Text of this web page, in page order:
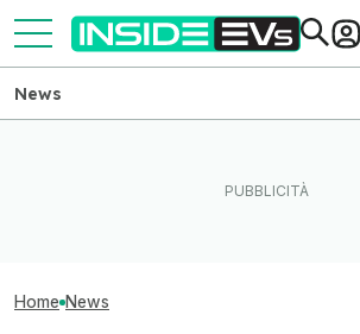
News
Home News